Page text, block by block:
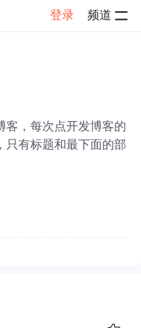
登录 频道
客，每次点开发博客的
只有标题和最下面的部